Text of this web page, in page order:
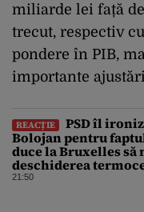
miliarde lei față
trecut, respectiv
pondere în PIB,
importante
REACȚIE
PSD îl
Bolojan pentru
duce la Bruxelles să
deschiderea
„Pentru că a dat afară
21:50